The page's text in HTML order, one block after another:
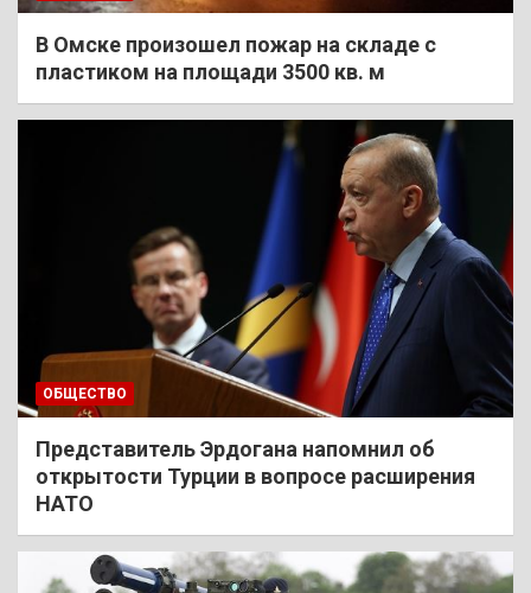
В Омске произошел пожар на складе с
пластиком на площади 3500 кв. м
ОБЩЕСТВО
Представитель Эрдогана напомнил об
открытости Турции в вопросе расширения
НАТО